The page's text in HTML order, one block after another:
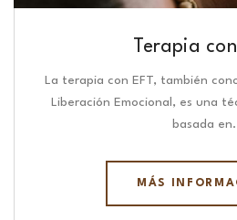
Terapia con
La terapia con EFT, también
Liberación Emocional, es una
basada en.
MÁS